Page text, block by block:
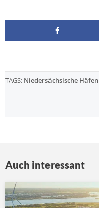
TAGS: Niedersächsische Häfen
Auch interessant